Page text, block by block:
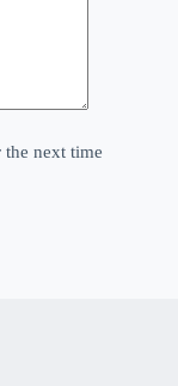
the next time